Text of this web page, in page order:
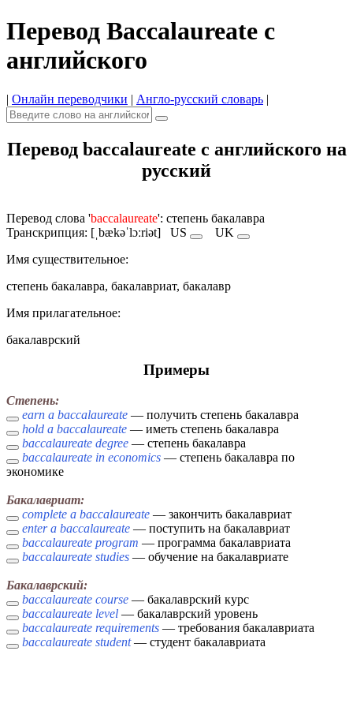
Перевод Baccalaureate с
английского
| Онлайн переводчики | Англо-русский словарь |
Перевод baccalaureate с английского на
русский
Перевод слова 'baccalaureate': степень бакалавра
Транскрипция: [ˌbækəˈlɔːriət] US
UK
Имя cуществительное:
степень бакалавра, бакалавриат, бакалавр
Имя прилагательное:
бакалаврский
Примеры
Степень:
earn a baccalaureate — получить степень бакалавра
hold a baccalaureate — иметь степень бакалавра
baccalaureate degree — степень бакалавра
baccalaureate in economics — степень бакалавра по
экономике
Бакалавриат:
complete a baccalaureate — закончить бакалавриат
enter a baccalaureate — поступить на бакалавриат
baccalaureate program — программа бакалавриата
baccalaureate studies — обучение на бакалавриате
Бакалаврский:
baccalaureate course — бакалаврский курс
baccalaureate level — бакалаврский уровень
baccalaureate requirements — требования бакалавриата
baccalaureate student— студент бакалавриата